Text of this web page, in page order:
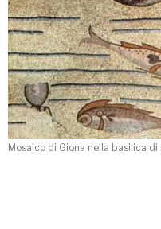
Mosaico di Giona nella basilica di